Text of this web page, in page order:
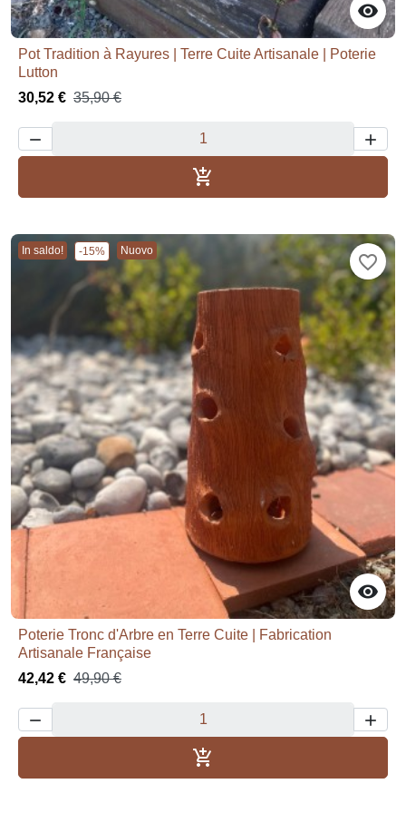

Pot Tradition à Rayures | Terre Cuite Artisanale | Poterie
Lutton
30,52 € 35,90 €
 

In saldo! -15% Nuovo

favorite_border
Poterie Tronc d'Arbre en Terre Cuite | Fabrication
Artisanale Française
42,42 € 49,90 €
 
